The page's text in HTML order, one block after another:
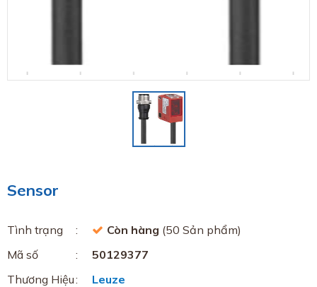
Sensor
Tình trạng Còn hàng (50 Sản phẩm)
Mã số
50129377
Thương Hiệu
Leuze